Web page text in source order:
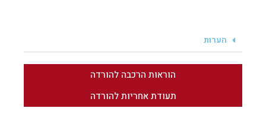
הערות
הוראות הרכבה להורדה
תעודת אחריות להורדה